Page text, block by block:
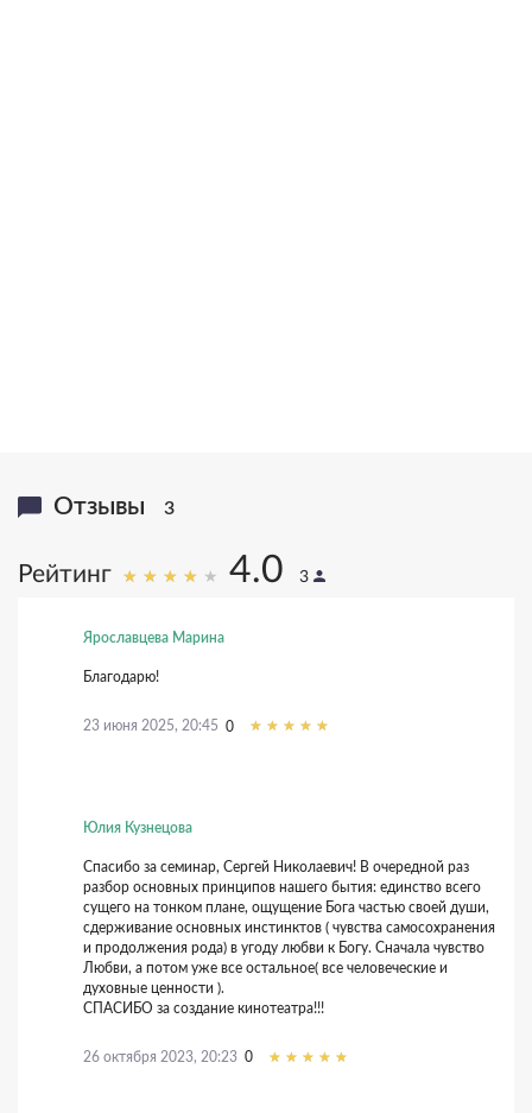
Отзывы 3
Рейтинг 4.0 3
Ярославцева Марина
Благодарю!
23 июня 2025, 20:45 0
Юлия Кузнецова
Спасибо за семинар, Сергей Николаевич! В очередной раз
разбор основных принципов нашего бытия: единство всего
сущего на тонком плане, ощущение Бога частью своей души,
сдерживание основных инстинктов ( чувства самосохранения
и продолжения рода) в угоду любви к Богу. Сначала чувство
Любви, а потом уже все остальное( все человеческие и
духовные ценности ).
СПАСИБО за создание кинотеатра!!!
26 октября 2023, 20:23 0